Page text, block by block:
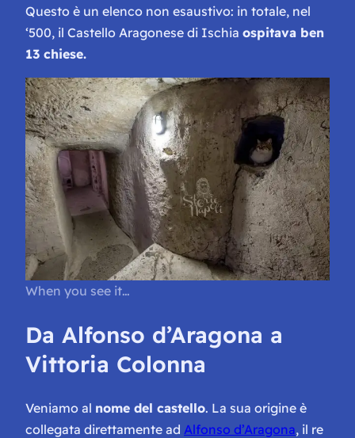
Questo è un elenco non esaustivo: in totale, nel
‘500, il Castello Aragonese di Ischia ospitava ben
13 chiese.
When you see it…
Da Alfonso d’Aragona a
Vittoria Colonna
Veniamo al nome del castello. La sua origine è
collegata direttamente ad Alfonso d’Aragona, il re